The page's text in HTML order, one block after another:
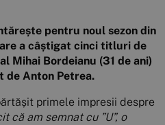
pentru noul sezon din
a câștigat cinci titluri de
Mihai Bordeianu (31 de ani)
de Anton Petrea.
primele impresii despre
că am semnat cu ”U”, o